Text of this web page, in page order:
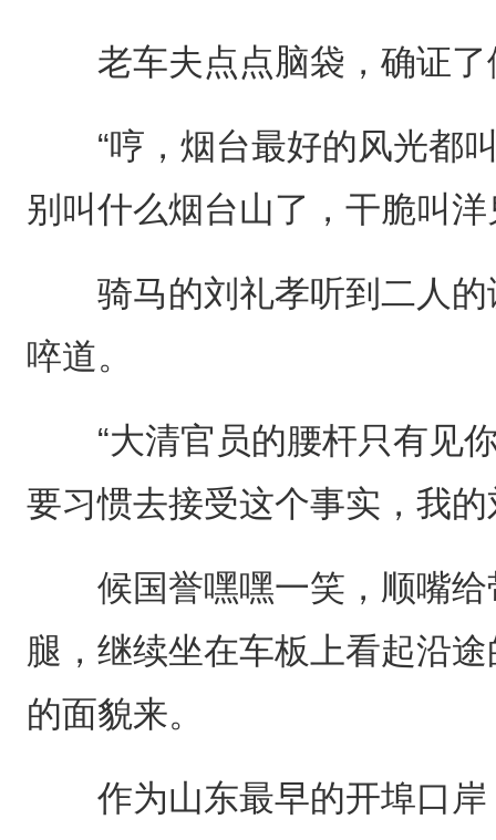
老车夫点点脑袋，确证了
“哼，烟台最好的风光都叫
别叫什么烟台山了，干脆叫洋
骑马的刘礼孝听到二人的
啐道。
“大清官员的腰杆只有见你
要习惯去接受这个事实，我的
候国誉嘿嘿一笑，顺嘴给
腿，继续坐在车板上看起沿
的面貌来。
作为山东最早的开埠口岸